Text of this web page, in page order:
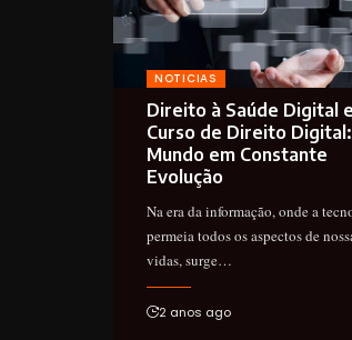
NOTICIAS
Direito à Saúde Digital e
Curso de Direito
Mundo em Constante
Evolução
Na era da informação, onde a
permeia todos os aspectos de
vidas, surge…
2 anos ago